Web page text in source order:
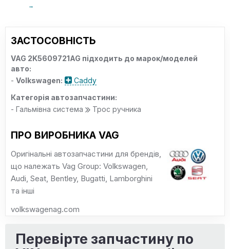
→
ЗАСТОСОВНІСТЬ
VAG 2K5609721AG підходить до марок/моделей
авто:
- Volkswagen:
Caddy
Категорія автозапчастини:
- Гальмівна система
Трос ручника
ПРО ВИРОБНИКА VAG
Оригінальні автозапчастини для брендів,
що належать Vag Group: Volkswagen,
Audi, Seat, Bentley, Bugatti, Lamborghini
та інші
volkswagenag.com
Перевірте запчастину по